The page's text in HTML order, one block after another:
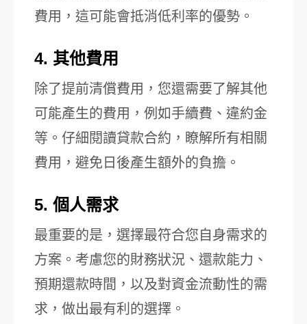
費用，這可能會抵消低利率的優勢。
4. 其他費用
除了提前清償費用，您還需要了解其他
可能產生的費用，例如手續費、違約金
等。仔細閱讀貸款合約，瞭解所有相關
費用，避免日後產生額外的負擔。
5. 個人需求
最重要的是，選擇最符合您自身需求的
方案。考慮您的財務狀況、還款能力、
預期還款時間，以及對資金流動性的需
求，做出最有利的選擇。